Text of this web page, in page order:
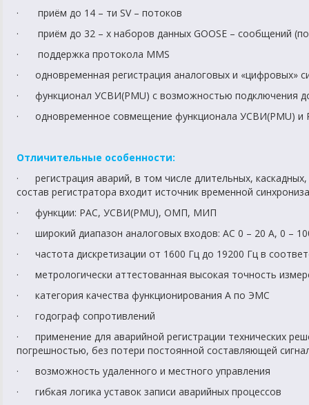
· приём до 14 – ти SV – потоков
· приём до 32 – х наборов данных GOOSE – сообщений
· поддержка протокола MMS
· одновременная регистрация аналоговых и «цифровых»
· функционал УСВИ(PMU) с возможностью подключения
· одновременное совмещение функционала УСВИ(PMU) и
Отличительные особенности:
· регистрация аварий, в том числе длительных,
состав регистратора входит источник временной
· функции: РАС, УCВИ(PMU), ОМП, МИП
· широкий диапазон аналоговых входов: AC 0 – 20 A, 0 –
· частота дискретизации от 1600 Гц до 19200 Гц в
· метрологически аттестованная высокая точность
· категория качества функционирования А по ЭМС
· годограф сопротивлений
· применение для аварийной регистрации технических
погрешностью, без потери постоянной составляющей
· возможность удаленного и местного управления
· гибкая логика уставок записи аварийных процессов